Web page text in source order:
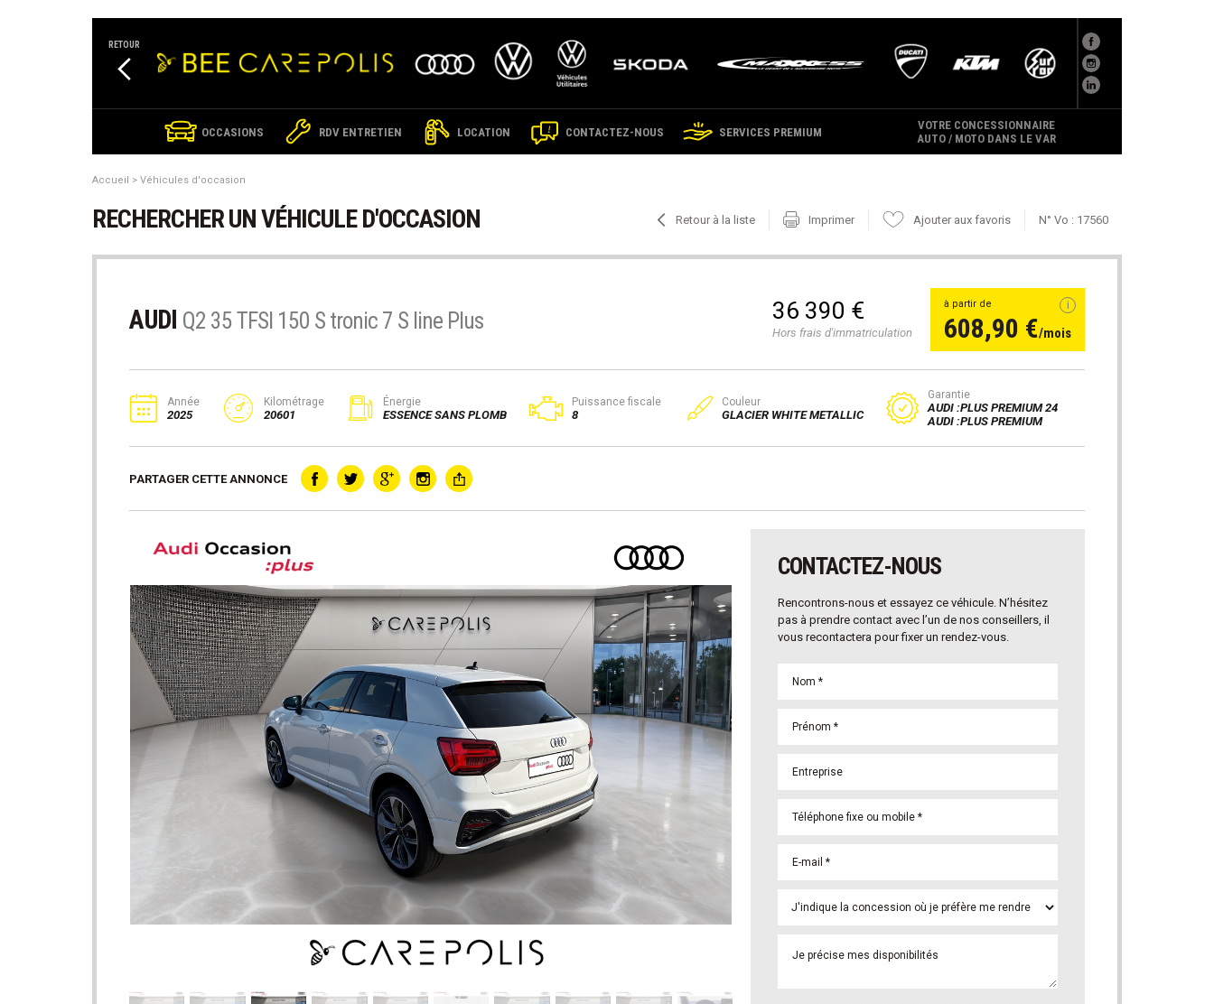
RETOUR
OCCASIONS RDV ENTRETIEN LOCATION CONTACTEZ-NOUS SERVICES PREMIUM
VOTRE CONCESSIONNAIRE
AUTO / MOTO DANS LE VAR
Accueil Véhicules d'occasion
RECHERCHER UN VÉHICULE D'OCCASION Retour à la liste Imprimer Ajouter aux favoris N° Vo : 17560
AUDI Q2 35 TFSI 150 S tronic 7 S line Plus 36 390 €
Hors frais d'immatriculation
à partir de
608,90 €/mois
Année
2025
Kilométrage
20601
Énergie
ESSENCE SANS PLOMB
Puissance fiscale
8
Couleur
GLACIER WHITE METALLIC
Garantie
AUDI :PLUS PREMIUM 24
AUDI :PLUS PREMIUM
PARTAGER CETTE ANNONCE
CONTACTEZ-NOUS
Rencontrons-nous et essayez ce véhicule. N’hésitez
pas à prendre contact avec l’un de nos conseillers, il
vous recontactera pour fixer un rendez-vous.